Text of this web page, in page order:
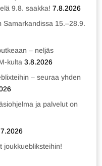
9.8. saakka! 7.8.2026
Samarkandissa 15.–28.9.
– neljäs
kulta 3.8.2026
– seuraa yhden
ja palvelut on
joukkuebliksteihin!